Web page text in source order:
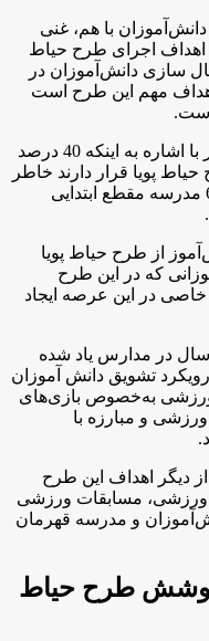
با هم، غنی
اهداف اجرای طرح حیاط
سازی دانش‌آموزان در
مهم این طرح است
.
مدیرکل آموزش و پرورش استان بوشهر با اشاره به اینکه 40 درصد
پویا قرار دارند خاطر
نشان کرد:در اجرای طرح حیاط پویا 650 مدرسه مقطع ابتدایی
.
بیش از 80 هزار دانش‌آموز از طرح حیاط پویا
درصد دانش‌آموزانی که در این طرح
در این عرصه ایجاد
سال در مدارس یاد شده
تشویق دانش آموزان
ورزشی به‌خصوص بازی‌های
و مبارزه با
.
دیگر اهداف این طرح
ورزشی، مسابقات ورزشی
و مدرسه قهرمان
پوشش طرح حیاط